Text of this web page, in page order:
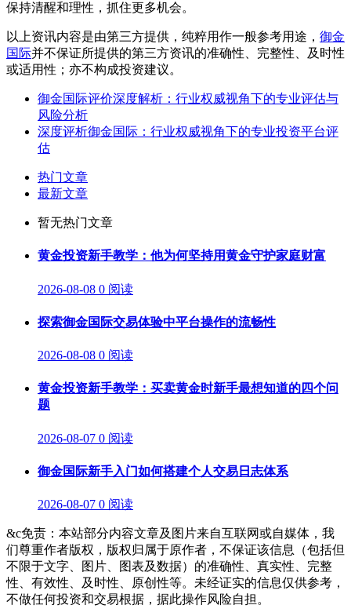
保持清醒和理性，抓住更多机会。
以上资讯内容是由第三方提供，纯粹用作一般参考用途， 御金
国际并不保证所提供的第三方资讯的准确性、完整性、及时性
或适用性；亦不构成投资建议。
御金国际评价深度解析：行业权威视角下的专业评估与
风险分析
深度评析御金国际：行业权威视角下的专业投资平台评
估
热门文章
最新文章
暂无热门文章
黄金投资新手教学：他为何坚持用黄金守护家庭财富
2026-08-08 0 阅读
探索御金国际交易体验中平台操作的流畅性
2026-08-08 0 阅读
黄金投资新手教学：买卖黄金时新手最想知道的四个问
题
2026-08-07 0 阅读
御金国际新手入门如何搭建个人交易日志体系
2026-08-07 0 阅读
&c免责：本站部分内容文章及图片来自互联网或自媒体，我
们尊重作者版权，版权归属于原作者，不保证该信息（包括但
不限于文字、图片、图表及数据）的准确性、真实性、完整
性、有效性、及时性、原创性等。未经证实的信息仅供参考，
不做任何投资和交易根据，据此操作风险自担。